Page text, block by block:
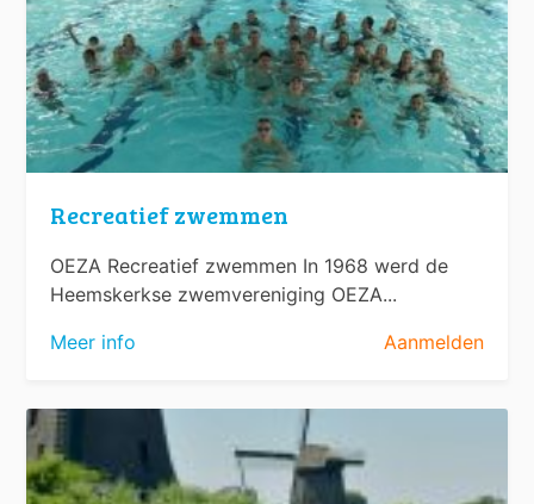
Recreatief zwemmen
OEZA Recreatief zwemmen In 1968 werd de
Heemskerkse zwemvereniging OEZA...
Meer info
Aanmelden